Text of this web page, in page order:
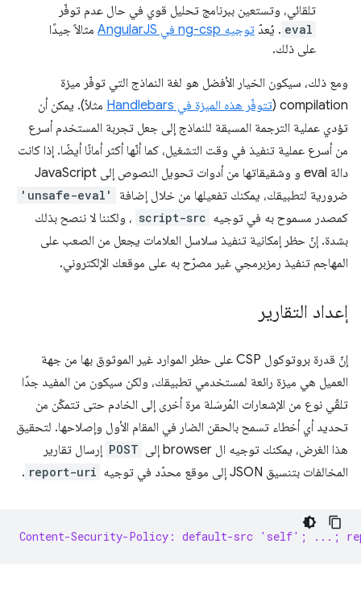
تلقائي، وتستعين ببرنامج تحليل قوي في حال عدم توفّر
eval . يُعدّ توجيه ng-csp في AngularJS
مثالاً جيدًا
على ذلك.
ومع ذلك، سيكون الخيار الأفضل هو لغة النماذج التي توفّر ميزة
compilation ( تتوفّر هذه الميزة في Handlebars
مثلاً). يمكن أن
تؤدي عملية الترجمة المسبقة للنماذج إلى جعل تجربة المستخدم أسرع
من أسرع عملية تنفيذ في وقت التشغيل، كما أنّها أكثر أمانًا أيضًا. إذا كانت
دالة eval و وشقيقاتها من أدوات تحويل النصوص إلى JavaScript
ضرورية لتطبيقك، يمكنك تفعيلها من خلال إضافة
'unsafe-eval'
كمصدر مسموح به في توجيه script-src ، ولكننا لا ننصح بذلك
بشدة. إنّ حظر إمكانية تنفيذ سلاسل العلامات يجعل من الصعب على
المهاجم تنفيذ رمزبرمجي غير مصرّح به على موقعك الإلكتروني.
إعداد التقارير
إنّ قدرة بروتوكول CSP على حظر الموارد غير الموثوق بها من جهة
العميل هي ميزة رائعة لمستخدمي تطبيقك، ولكن سيكون من المفيد جدًا
تلقّي نوع من الإشعارات المُرسَلة مرة أخرى إلى الخادم حتى تتمكّن من
تحديد أي أخطاء تسمح بالحقن الضار في المقام الأول وإصلاحها. لتحقيق
هذا الغرض، يمكنك توجيه ال browser إلى
POST إرسال تقارير
المخالفات بتنسيق JSON إلى موقع محدّد في توجيه
report-uri
.
Content-Security-Policy: default-src 'self'; ...;